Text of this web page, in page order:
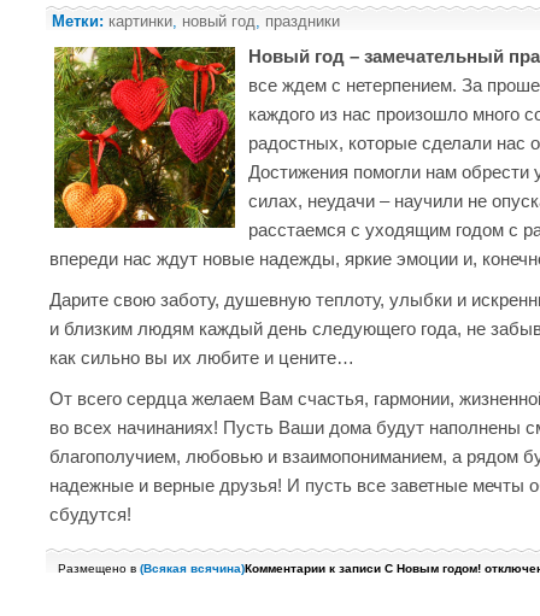
Метки: картинки, новый год, праздники
Новый год – замечательный
все ждем с нетерпением. За
каждого из нас произошло много
радостных, которые сделали нас
Достижения помогли нам обрести
силах, неудачи – научили не
расстаемся с уходящим годом с
впереди нас ждут новые надежды, яркие эмоции и,
Дарите свою заботу, душевную теплоту, улыбки и
и близким людям каждый день следующего года, не
как сильно вы их любите и цените…
От всего сердца желаем Вам счастья, гармонии,
во всех начинаниях! Пусть Ваши дома будут наполнены
благополучием, любовью и взаимопониманием, а рядом
надежные и верные друзья! И пусть все заветные мечты
сбудутся!
Размещено в (Всякая всячина)Комментарии к записи С Новым годом!